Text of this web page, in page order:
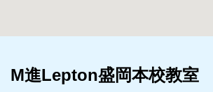
M進Lepton盛岡本校教室